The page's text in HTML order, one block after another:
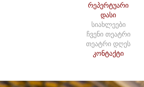
რეპერტუარი
დასი
სიახლეები
ჩვენი თეატრი
თეატრი დღეს
კონტაქტი